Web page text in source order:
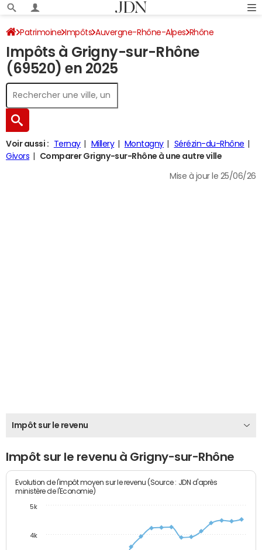
Patrimoine Impôts Auvergne-Rhône-Alpes Rhône
Grigny-sur-Rhône Impôt sur le revenu
Impôts à Grigny-sur-Rhône
(69520) en 2025
Voir aussi : Ternay Millery Montagny
Sérézin-du-Rhône
Givors
Comparer Grigny-sur-Rhône à une autre ville
Mise à jour le 25/06/26
Impôt sur le revenu
Impôt sur le revenu à Grigny-sur-Rhône
Evolution de l'impôt moyen sur le revenu (Source : JDN d'après
ministère de l'Economie)
4k
5k